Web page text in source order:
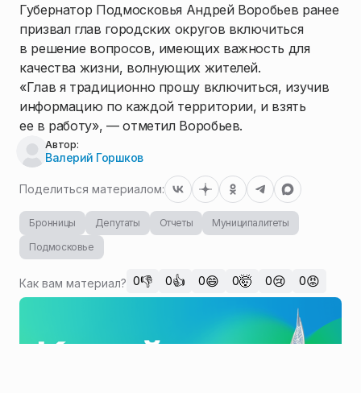
Губернатор Подмосковья Андрей Воробьев ранее
призвал глав городских округов включиться
в решение вопросов, имеющих важность для
качества жизни, волнующих жителей.
«Глав я традиционно прошу включиться, изучив
информацию по каждой территории, и взять
ее в работу», — отметил Воробьев.
Автор:
Валерий Горшков
Поделиться материалом:
Бронницы Депутаты Отчеты
Муниципалитеты
Подмосковье
Как вам материал? 0👎 0👍 0😄 0🤯 0😢 0😡